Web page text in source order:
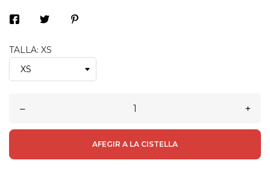
TALLA: XS
– +
AFEGIR A LA CISTELLA